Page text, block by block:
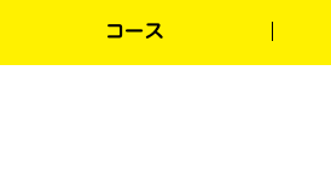
コース